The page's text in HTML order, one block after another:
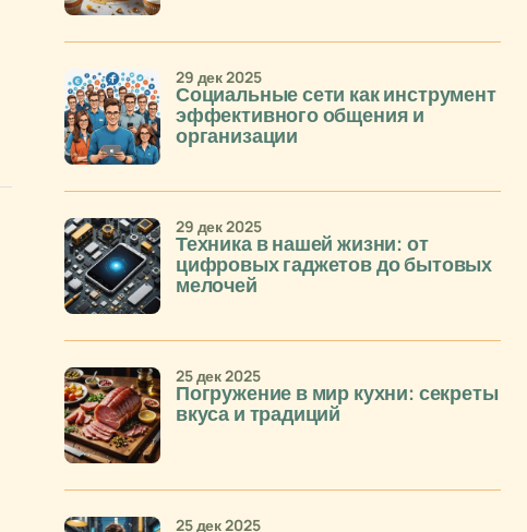
Социальные сети как инструмент
эффективного общения и
организации
29 дек 2025
Техника в нашей жизни: от
цифровых гаджетов до бытовых
мелочей
29 дек 2025
Погружение в мир кухни: секреты
вкуса и традиций
25 дек 2025
25 дек 2025